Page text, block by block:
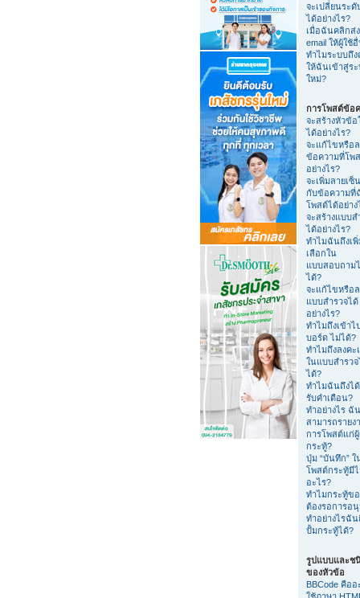
จะเปลี่ยนระ
ได้อย่างไร?
เมื่อฉันคลิกส่ง
email ให้ผู้ใช้
ทำไมระบบถึง
ให้ฉันเข้าสู่ร
ใหม่?
การโพสต์ข้อ
จะสร้างหัวข้อ
ได้อย่างไร?
จะแก้ไขหรือ
ข้อความที่โพ
อย่างไร?
จะเพิ่มลายเซ็
กับข้อความที่
โพสต์ได้อย่าง
จะสร้างแบบส
ได้อย่างไร?
ทำไมฉันถึงเ
เลือกใน
แบบสอบถาม
ได้?
จะแก้ไขหรือ
แบบสำรวจได้
อย่างไร?
ทำไมถึงเข้าไ
บอร์ด ไม่ได้?
ทำไมถึงลงค
ในแบบสำรวจ
ได้?
ทำไมฉันถึงได้
รับคำเตือน?
ทำอย่างไร ฉั
สามารถรายง
การโพสต์แก่
กระทู้?
ปุ่ม “บันทึก” ใ
โพสต์กระทู้มี
อะไร?
ทำไมกระทู้ข
ต้องรอการอ
ทำอย่างไรฉัน
ปั้มกระทู้ได้?
รูปแบบและช
ของหัวข้อ
BBCode คืออ
ใช้ภาษา